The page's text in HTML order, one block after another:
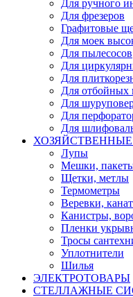
Для ручного
Для фрезеров
Графитовые
Для моек
Для пылесосов
Для
Для
Для отбойных
Для
Для
Для
Лупы
Мешки, пакеты
Щетки, метлы
Термометры
Веревки,
Канистры,
Пленки
Тросы
Уплотнители
Шилья
ЭЛЕКТРОТОВАРЫ
СТЕЛЛАЖНЫЕ